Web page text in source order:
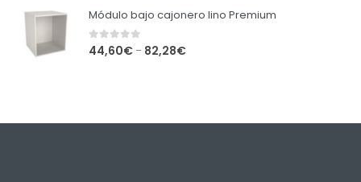
Módulo bajo cajonero lino Premium
0out of 5
44,60€ – 82,28€